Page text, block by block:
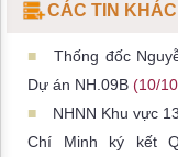
CÁC TIN KHÁC
Thống đốc
Dự án NH.09B (10/
NHNN Khu vực
Chí Minh ký kết